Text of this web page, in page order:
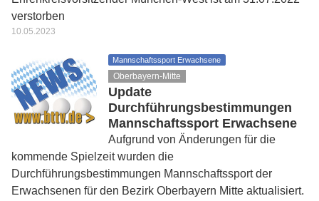
verstorben
10.05.2023
Mannschaftssport Erwachsene
Oberbayern-Mitte
Update
Durchführungsbestimmungen
Mannschaftssport Erwachsene
Aufgrund von Änderungen für die
kommende Spielzeit wurden die
Durchführungsbestimmungen Mannschaftssport der
Erwachsenen für den Bezirk Oberbayern Mitte aktualisiert.